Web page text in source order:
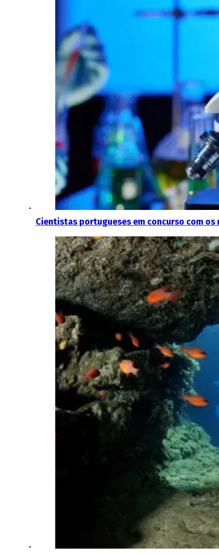
Cientistas portugueses em concurso com os